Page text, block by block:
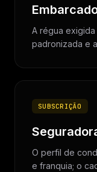
A régua
padronizada e
SUBSCRIÇÃO
O perfil de
e franquia; o